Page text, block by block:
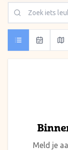
Meld je